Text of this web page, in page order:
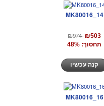
MK80016_14
₪974 ₪503
תחסוך: 48%
MK80016_16